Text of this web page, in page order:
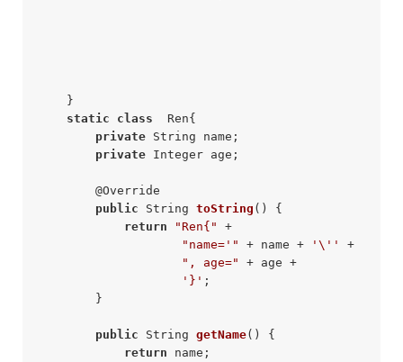
    }
static
class
  Ren{
private String name;
private Integer age;
        @
Override
public String toString ()
{
return
"Ren{"
+
"name='"
+ name + '\''
+
", age="
+ age +
'}' ;
        }
public String getName()
{
return name;